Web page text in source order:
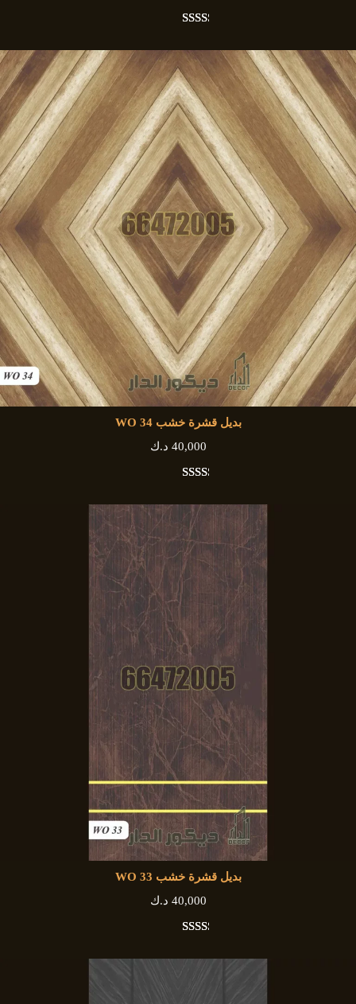
التقييم
بـ
2.93
من 5
بناءً
على
تقييم
عميل
بديل قشرة خشب WO 34
40,000 د.ك
4.67
من 5
بناءً على
تقييم
عملاء
بديل قشرة خشب WO 33
40,000 د.ك
بـ3.52